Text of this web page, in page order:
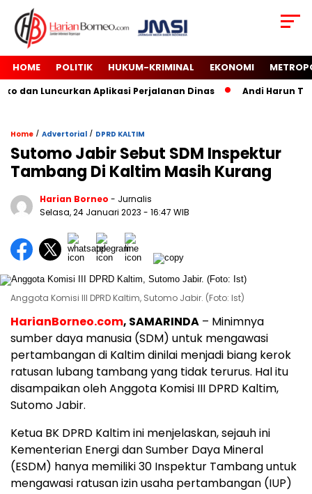
HOME POLITIK HUKUM-KRIMINAL EKONOMI
dan Luncurkan Aplikasi Perjalanan Dinas Andi Harun
Home / Advertorial / DPRD KALTIM
Sutomo Jabir Sebut SDM Inspektur
Tambang Di Kaltim Masih Kurang
Harian Borneo - Jurnalis
Selasa, 24 Januari 2023 - 16:47 WIB
Anggota Komisi III DPRD Kaltim, Sutomo Jabir. (Foto: Ist)
HarianBorneo.com, SAMARINDA – Minimnya
sumber daya manusia (SDM) untuk mengawasi
pertambangan di Kaltim dinilai menjadi biang kerok
ratusan lubang tambang yang tidak terurus. Hal itu
disampaikan oleh Anggota Komisi III DPRD Kaltim,
Sutomo Jabir.
Ketua BK DPRD Kaltim ini menjelaskan, sejauh ini
Kementerian Energi dan Sumber Daya Mineral
(ESDM) hanya memiliki 30 Inspektur Tambang untuk
mengawasi ratusan izin usaha pertambangan (IUP)